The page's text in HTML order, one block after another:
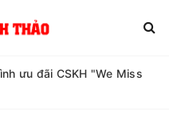
ưu đãi CSKH "We Miss